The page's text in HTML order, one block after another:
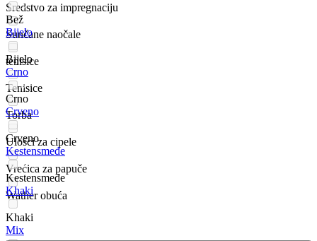
Sredstvo za impregnaciju
Sunčane naočale
tenisice
Tenisice
Torba
Ulošci za cipele
Vrećica za papuče
Wather obuća
Bež
Bijelo
Bijelo
Crno
Crno
Crveno
Crveno
Kestensmeđe
Kestensmeđe
Khaki
Khaki
Mix